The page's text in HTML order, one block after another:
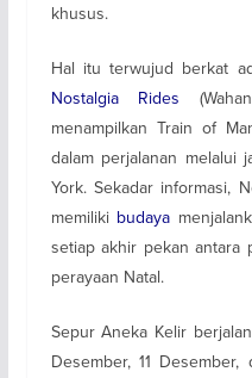
khusus.
Hal itu terwujud berkat
Nostalgia Rides
menampilkan Train of
dalam perjalanan melalui
York. Sekadar informasi,
memiliki budaya
setiap akhir pekan antara
perayaan Natal.
Sepur Aneka Kelir
Desember, 11